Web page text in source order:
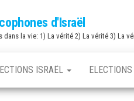
d'Israël
la vie: 1) La vérité 2) La vérité 3) La
ISRAËL